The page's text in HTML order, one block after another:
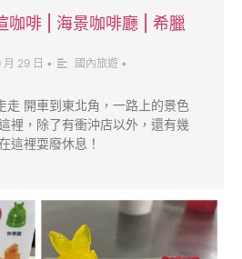
咖啡 | 海景咖啡廳 | 希臘
29 日 • 國內旅遊 •
走 開車到東北角，一路上的景色
裡，除了有衝沖店以外，還有幾
這裡耍廢休息！